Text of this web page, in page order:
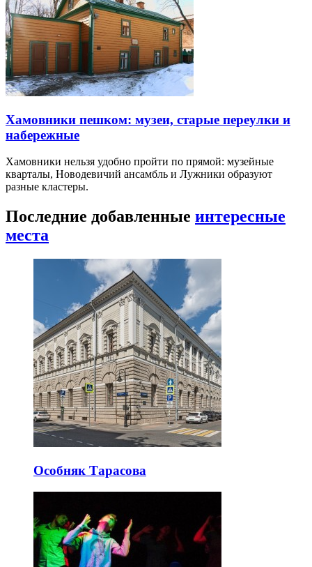
Хамовники пешком: музеи, старые переулки и
набережные
Хамовники нельзя удобно пройти по прямой: музейные
кварталы, Новодевичий ансамбль и Лужники образуют
разные кластеры.
Последние добавленные интересные
места
Особняк Тарасова